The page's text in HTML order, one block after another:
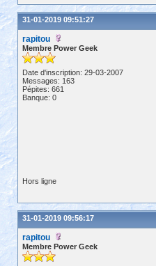
31-01-2019 09:51:27
rapitou
Membre Power Geek
Date d'inscription: 29-03-2007
Messages: 163
Pépites: 661
Banque: 0
Hors ligne
31-01-2019 09:56:17
rapitou
Membre Power Geek